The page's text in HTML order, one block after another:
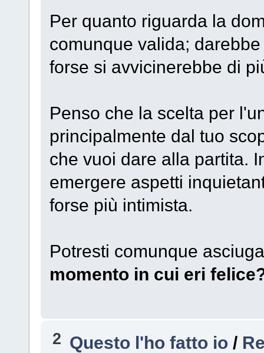
Per quanto riguarda la
comunque valida;
forse si avvicinerebbe di
Penso che la scelta per
principalmente dal tuo
che vuoi dare alla partita.
emergere aspetti
forse più intimista.
Potresti comunque
momento in cui eri
2 Questo l'ho fatto io /